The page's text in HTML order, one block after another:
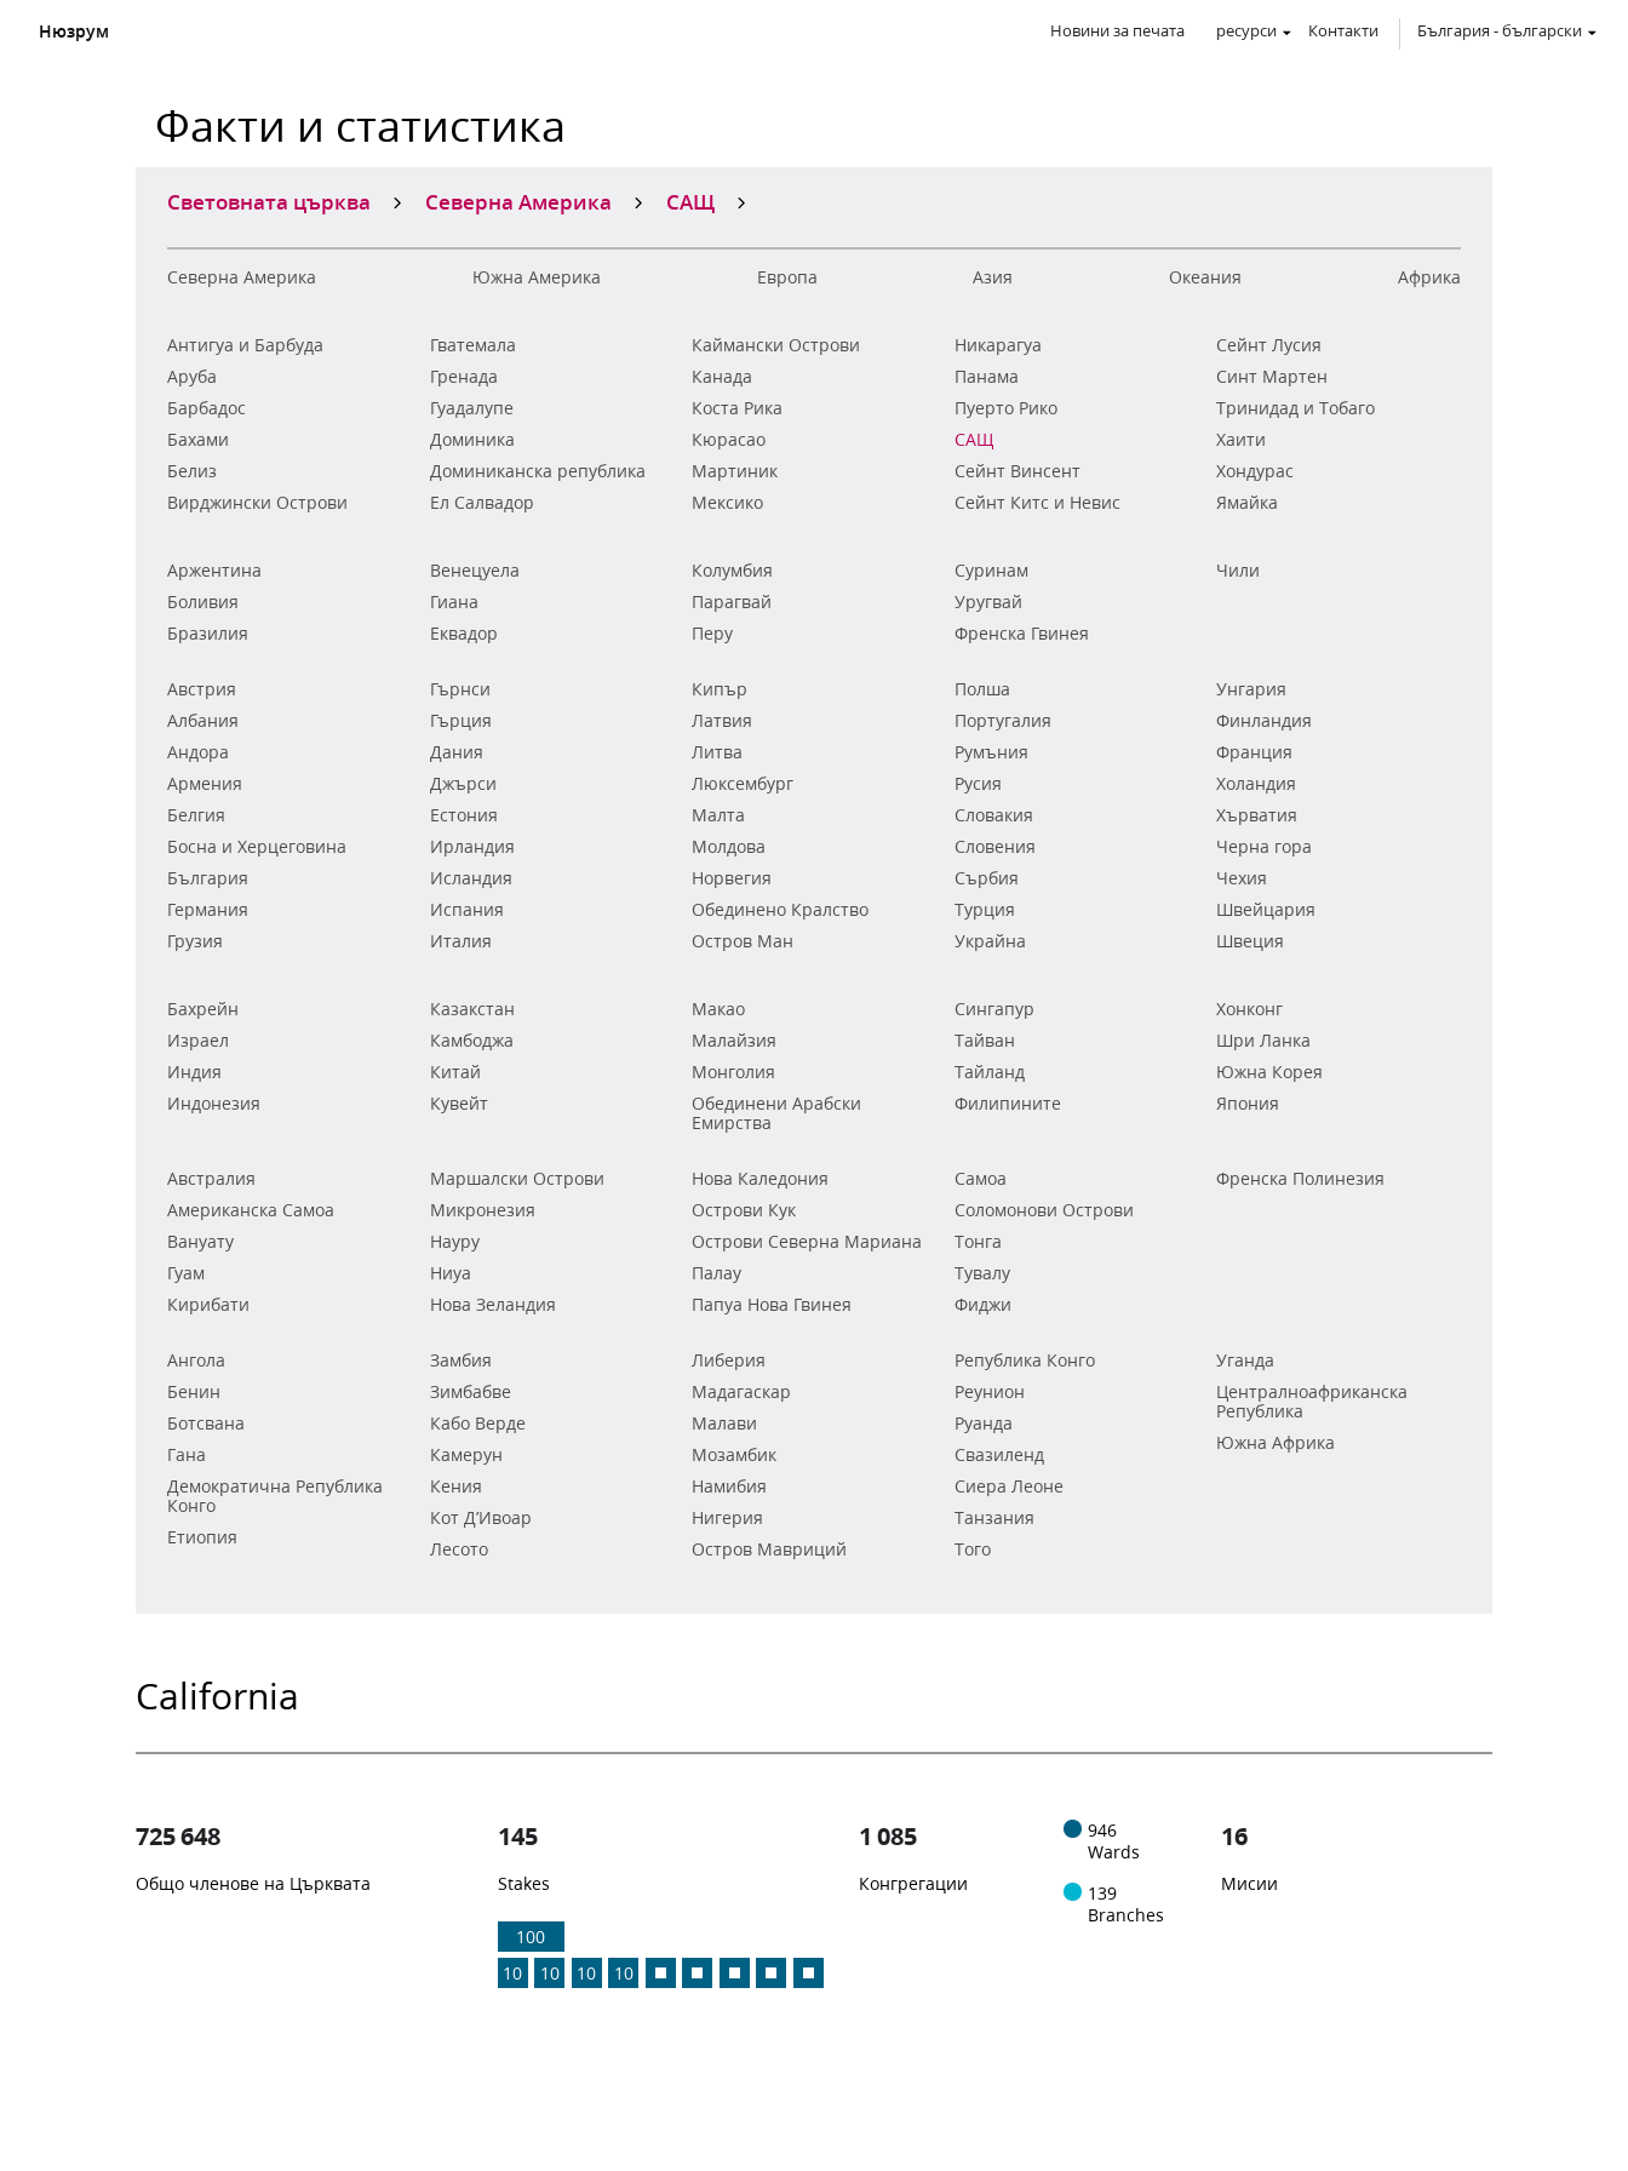
Нюзрум Новини за печата ресурси Контакти България -български
Факти и статистика
Световната църква Северна Америка САЩ
Северна Америка Южна Америка Европа Азия Океания Африка
Антигуа и Барбуда
Аруба
Барбадос
Бахами
Белиз
Вирджински Острови
Гватемала
Гренада
Гуадалупе
Доминика
Доминиканска република
Ел Салвадор
Каймански Острови
Канада
Коста Рика
Кюрасао
Мартиник
Мексико
Никарагуа
Панама
Пуерто Рико
САЩ
Сейнт Винсент
Сейнт Китс и Невис
Сейнт Лусия
Синт Мартен
Тринидад и Тобаго
Хаити
Хондурас
Ямайка
Аржентина
Боливия
Бразилия
Венецуела
Гиана
Еквадор
Колумбия
Парагвай
Перу
Суринам
Уругвай
Френска Гвинея
Чили
Австрия
Албания
Андора
Армения
Белгия
Босна и Херцеговина
България
Германия
Грузия
Гърнси
Гърция
Дания
Джърси
Естония
Ирландия
Исландия
Испания
Италия
Кипър
Латвия
Литва
Люксембург
Малта
Молдова
Норвегия
Обединено Кралство
Остров Ман
Полша
Португалия
Румъния
Русия
Словакия
Словения
Сърбия
Турция
Украйна
Унгария
Финландия
Франция
Холандия
Хърватия
Черна гора
Чехия
Швейцария
Швеция
Бахрейн
Израел
Индия
Индонезия
Казакстан
Камбоджа
Китай
Кувейт
Макао
Малайзия
Монголия
Обединени Арабски
Емирства
Сингапур
Тайван
Тайланд
Филипините
Хонконг
Шри Ланка
Южна Корея
Япония
Австралия
Американска Самоа
Вануату
Гуам
Кирибати
Маршалски Острови
Микронезия
Науру
Ниуа
Нова Зеландия
Нова Каледония
Острови Кук
Острови Северна Мариана
Палау
Папуа Нова Гвинея
Самоа
Соломонови Острови
Тонга
Тувалу
Фиджи
Френска Полинезия
Ангола
Бенин
Ботсвана
Гана
Демократична Република
Конго
Етиопия
Замбия
Зимбабве
Кабо Верде
Камерун
Кения
Кот Д’Ивоар
Лесото
Либерия
Мадагаскар
Малави
Мозамбик
Намибия
Нигерия
Остров Мавриций
Република Конго
Реунион
Руанда
Свазиленд
Сиера Леоне
Танзания
Того
Уганда
Централноафриканска
Република
Южна Африка
California
725 648
Общо членове на Църквата
1 -in-
145
Stakes
100
10
10 10 10
1 085
Конгрегации
946
Wards
139
Branches
16
Мисии